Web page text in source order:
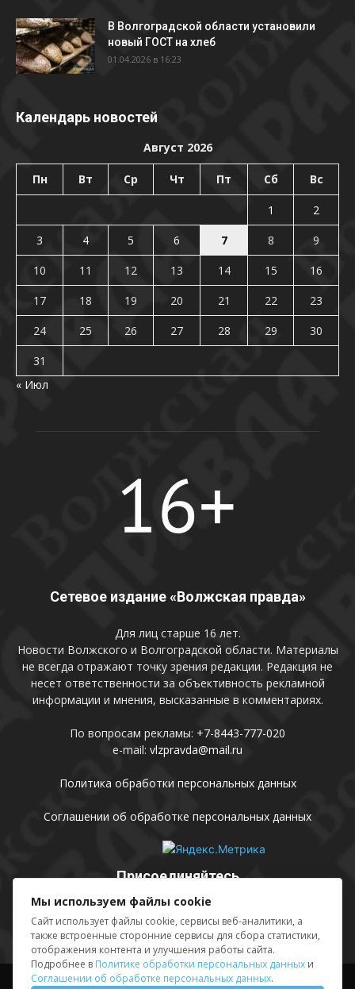
В Волгоградской области установили
новый ГОСТ на хлеб
01.04.2026 в 16:23
Календарь новостей
Август 2026
Пн Вт Ср Чт Пт Сб Вс
1
2
3
4 5 6 7 8
9
10
11 12 13 14 15
16
17
18 19 20 21 22
23
24
25 26 27 28 29
30
31
« Июл
Сетевое издание «Волжская правда»
Для лиц старше 16 лет.
Новости Волжского и Волгоградской области. Материалы
не всегда отражают точку зрения редакции. Редакция не
несет ответственности за объективность рекламной
информации и мнения, высказанные в комментариях.
По вопросам рекламы: +7-8443-777-020
e-mail: vlzpravda@mail.ru
Политика обработки персональных данных
Соглашении об обработке персональных данных
Присоединяйтесь
Выходные данные Sing in
Мы используем файлы cookie
Сайт использует файлы cookie, сервисы веб-аналитики, а
также встроенные сторонние сервисы для сбора статистики,
отображения контента и улучшения работы сайта.
Подробнее в Политике обработки персональных данных и
Соглашении об обработке персональных данных.